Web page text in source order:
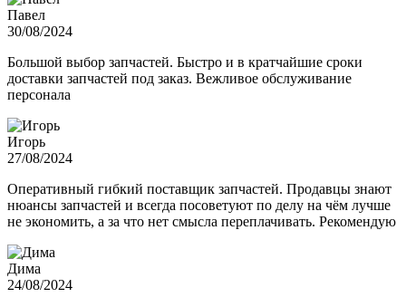
Павел
30/08/2024
Большой выбор запчастей. Быстро и в кратчайшие сроки
доставки запчастей под заказ. Вежливое обслуживание
персонала
Игорь
27/08/2024
Оперативный гибкий поставщик запчастей. Продавцы знают
нюансы запчастей и всегда посоветуют по делу на чём лучше
не экономить, а за что нет смысла переплачивать. Рекомендую
Дима
24/08/2024